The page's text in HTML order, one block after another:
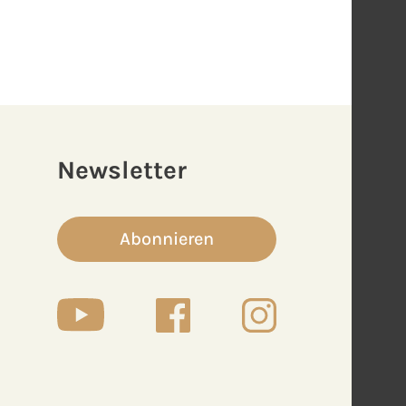
Newsletter
Abonnieren